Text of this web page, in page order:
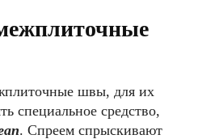
швы, для их
специальное средство,
. Спреем спрыскивают